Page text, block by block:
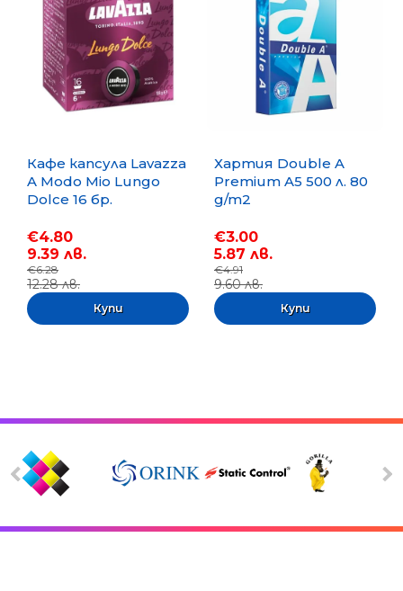
Кафе капсула Lavazza
A Modo Mio Lungo
Dolce 16 бр.
€4.80
9.39 лв.
€6.28
12.28 лв.
Хартия Double A
Premium A5 500 л. 80
g/m2
€3.00
5.87 лв.
€4.91
9.60 лв.